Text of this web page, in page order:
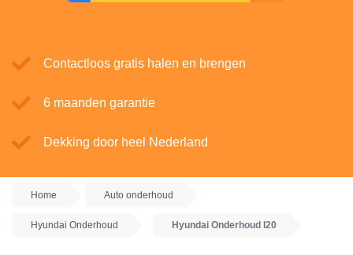
Contactloos gratis halen en brengen
6 maanden garantie
Dekking door heel Nederland
Home Auto onderhoud
Hyundai Onderhoud Hyundai Onderhoud I20